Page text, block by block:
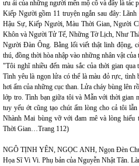
ưu ái của những người mến mộ cô và đây là tác
Kiếp Người gồm 11 truyện ngắn sau đây:
Hậu Sự, Kiếp Người, Màu Thời Gian, Người
Khôn và Người Tử Tế, Những Tờ Lịch, Như
Người Đàn Ông. Bằng lối viết thật linh động,
thú, đồng thời hòa nhập vào những nhân vật
"Tôi nghĩ nhiều đến màu sắc của thời gian
Tình yêu là ngọn lửa có thể là màu đỏ rực,
hơi ấm của những cục than. Lửa cháy bùng lên
lớp tro. Tình bạn giữa tôi và Mẫn với thời gian
tuy yếu ớt cũng tạo chút ấm lòng cho cả tôi
Nhành Mai bùng vỡ với đam mê và lòng
Thời Gian…Trang 112)
NGÔ TỊNH YÊN, NGỌC ANH, Ngọn Đèn
Họa Sĩ Vi Vi. Phụ bản của Nguyễn Nhật Tân.